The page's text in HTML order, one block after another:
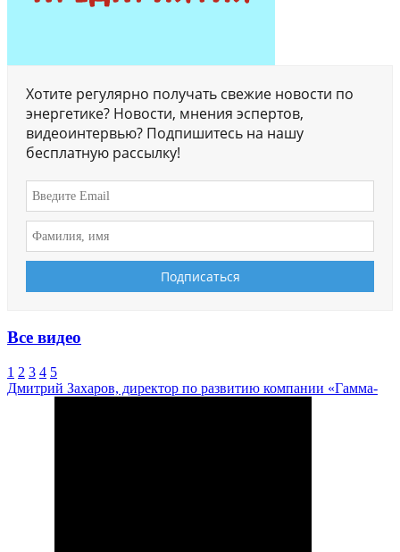
Хотите регулярно получать свежие новости по
энергетике? Новости, мнения эспертов,
видеоинтервью? Подпишитесь на нашу
бесплатную рассылку!
Все видео
1 2 3 4 5
Дмитрий Захаров, директор по развитию компании «Гамма-